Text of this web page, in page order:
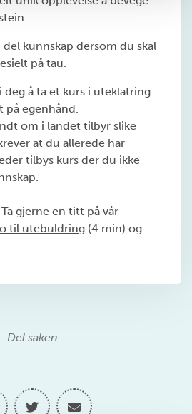
del kunnskap dersom du skal
på tau.
deg å ta et kurs i uteklatring
på egenhånd.
om i landet tilbyr slike
at du allerede har
tilbys kurs der du ikke
gjerne en titt på vår
til utebuldring (4 min) og
Del saken